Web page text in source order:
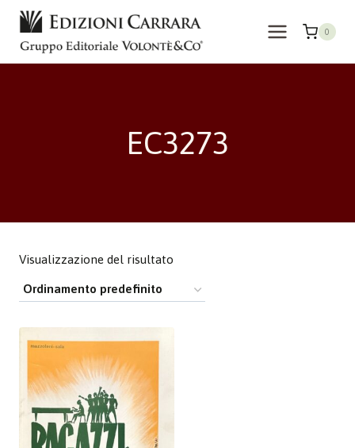
Salta
contenuto
0
EC3273
Visualizzazione del risultato